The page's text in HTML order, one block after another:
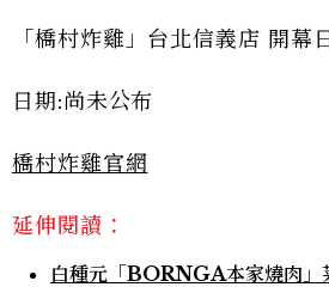
「橋村炸雞」台北信義店 開幕
日期:尚未公布
橋村炸雞官網
延伸閱讀：
白種元「BORNGA本家燒肉」